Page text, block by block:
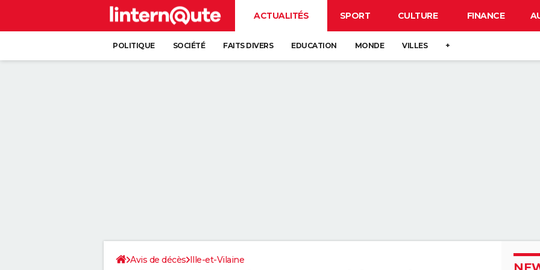
ACTUALITÉS SPORT CULTURE FINANCE
POLITIQUE SOCIÉTÉ FAITS DIVERS EDUCATION MONDE VILLES +
Avis de décès Ille-et-Vilaine